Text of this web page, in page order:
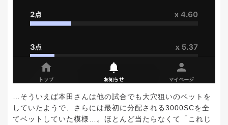
…そういえば本田さんは他の試合でも大穴狙いのベットを
していたようで、さらには最初に分配される3000SCを全
てベットしていた模様…。ほとんど当たらなくて「これじ